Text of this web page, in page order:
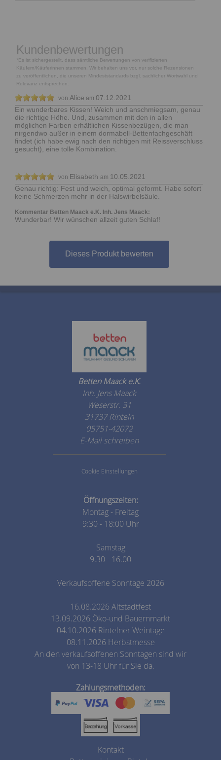
Kundenbewertungen
*Es ist sichergestellt, dass sämtliche Bewertungen von verifizierten
Käufern/Käuferinnen stammen. Wir behalten uns vor, nur solche Rezensionen
zu veröffentlichen, die unseren Mindeststandards bzgl. sachlicher Wortwahl und
Relevanz entsprechen.
von Alice am 07.12.2021
Ein wunderbares Kissen! Weich und anschmiegsam, genau
die richtige Höhe. Und, zusammen mit den in allen
möglichen Farben erhältlichen Kissenbezügen, die man
nirgendwo außer in einem dormabell-Bettenfachgeschäft
findet (ich habe ewig nach den richtigen mit Reissverschluss
gesucht), eine tolle Kombination.
von Elisabeth am 10.05.2021
Genau richtig: Fest und weich, optimal geformt. Habe sofort
keine Schmerzen mehr in der Halswirbelsäule.
Kommentar Betten Maack e.K. Inh. Jens Maack
Wunderbar! Wir wünschen allzeit guten Schlaf!
Dieses Produkt bewerten
Betten Maack e.K.
Inh. Jens Maack
Weserstr. 31
31737 Rinteln
05751-42072
E-Mail schreiben
Cookie Einstellungen
Öffnungszeiten:
Montag - Freitag
9:30 - 18:00 Uhr
Samstag
9.30 - 16.00
Verkaufsoffene Sonntage 2026
16.08.2026 Altstadtfest
13.09.2026 Öko-und Bauernmarkt
04.10.2026 Rintelner Weintage
08.11.2026 Herbstmesse
An den verkaufsoffenen Sonntagen sind wir
von 13-18 Uhr für Sie da.
Zahlungsmethoden:
Kontakt